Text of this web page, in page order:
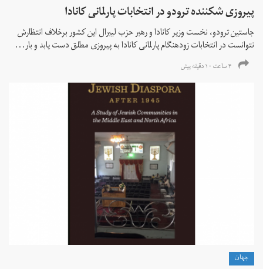
پیروزی شکننده ترودو در انتخابات پارلمانی کانادا
جاستین ترودو، نخست وزیر کانادا و رهبر حزب لیبرال این کشور برخلاف انتظارش
نتوانست در انتخابات زود‌هنگام پارلمانی کانادا به پیروزی مطلق دست یابد و بار...
۴ ساعت ۱۰ دقیقه پیش
جهان